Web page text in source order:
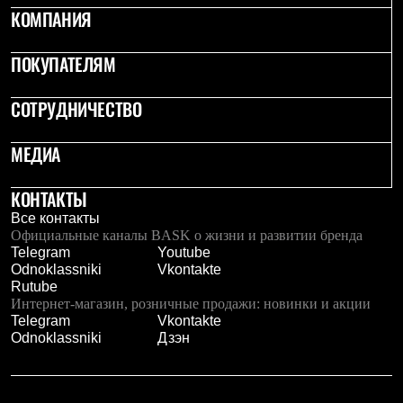
Чуни
Аксессуары
Головные уборы
Балаклавы и маски
Кепки и бейсболки
Шарфы
Перчатки и рукавицы
Перчатки
Рукавицы
Носки
Полезные аксессуары
Брелки
Ремни
Шевроны
Опушки
Термоковрики
В Арктику
КОМПАНИЯ
ПОКУПАТЕЛЯМ
СОТРУДНИЧЕСТВО
МЕДИА
КОНТАКТЫ
Все контакты
Официальные каналы BASK о жизни и развитии бренда
Telegram
Youtube
Odnoklassniki
Vkontakte
Rutube
Интернет-магазин, розничные продажи: новинки и акции
Telegram
Vkontakte
Odnoklassniki
Дзэн